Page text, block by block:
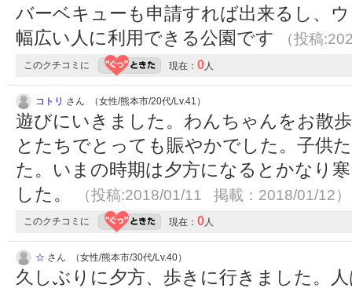
バーベキューも申請すれば出来るし、
幅広い人に利用できる公園です
（投稿
このクチコミに 現在： 0 人
コトリ さん （女性/熊本市/20代/Lv.41）
遊びにいきました。わんちゃんをお散
とたちでとっても賑やかでした。子供
た。いまの時期は夕方になるとかなり
した。
（投稿:2018/01/11 掲載：2018/01/12）
このクチコミに 現在： 0 人
☆ さん （女性/熊本市/30代/Lv.40）
久しぶりに夕方、歩きに行きました。